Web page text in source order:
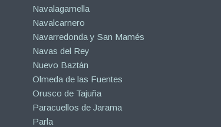
Navalagamella
Navalcarnero
Navarredonda y San Mamés
Navas del Rey
Nuevo Baztán
Olmeda de las Fuentes
Orusco de Tajuña
Paracuellos de Jarama
Parla